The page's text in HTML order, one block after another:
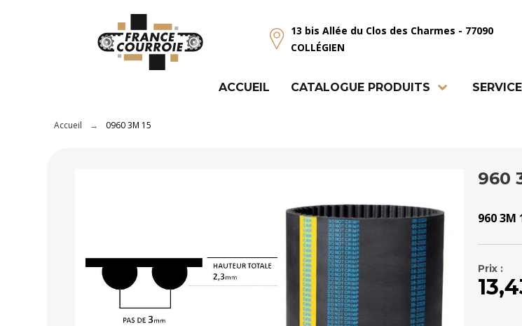
13 bis Allée du Clos des Charmes - 77090
COLLÉGIEN
ACCUEIL CATALOGUE PRODUITS
Accueil 0960 3M 15
960
960 3M
Prix :